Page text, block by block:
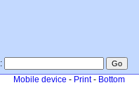
:
Mobile device - Print- Bottom